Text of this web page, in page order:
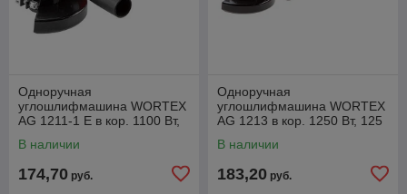
Одноручная
углошлифмашина WORTEX
AG 1211-1 E в кор. 1100 Вт,
(рег. об., пылезащита
В наличии
174,70 руб.
Одноручная
углошлифмашина WORTEX
AG 1213 в кор. 1250 Вт, 125
об., пылезащита
В наличии
183,20 руб.